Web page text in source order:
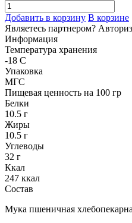
Добавить в корзину В корзине
Являетесь партнером?
Информация
Температура хранения
-18 С
Упаковка
МГС
Пищевая ценность на 100 гр
Белки
10.5 г
Жиры
10.5 г
Углеводы
32 г
Ккал
247 ккал
Состав
Мука пшеничная